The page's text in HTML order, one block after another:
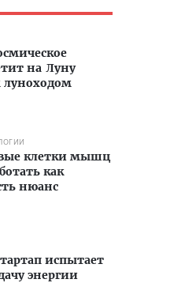
на Луну
луноходом
клетки мышц
как
нюанс
испытает
энергии